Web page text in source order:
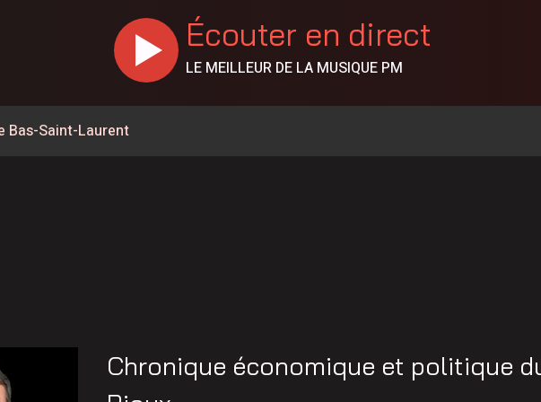
Écouter en direct
LE MEILLEUR DE LA MUSIQUE PM
Bas-Saint-Laurent
l’Opération nationale concertée en sécurité nautique de
du Carrefour d’initiatives populaire
de feux de forêt en juillet au Québec
la Société portuaire du Bas-Saint-Laurent et de la Gaspésie
Chronique économique et politique